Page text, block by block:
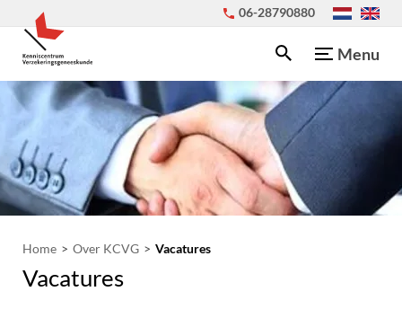
06-28790880
Menu
Home Over KCVG Vacatures
Vacatures